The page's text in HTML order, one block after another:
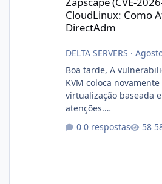
CloudLinux: Como
DirectAdm
DELTA SERVERS ·
Boa tarde, A
KVM coloca
virtualização baseada
atenções.
xjx23zz5f Criamos uma breve explicação:
0 respostas